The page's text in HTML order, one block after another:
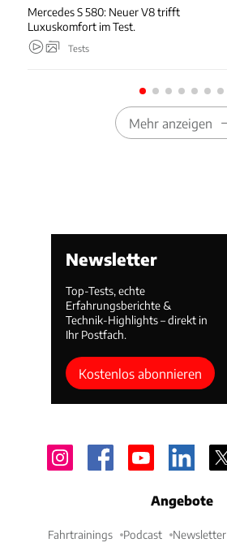
Mercedes S 580: Neuer V8 trifft
Luxuskomfort im Test.
Tests
Mehr anzeigen
Newsletter
Top-Tests, echte
Erfahrungsberichte &
Technik-Highlights – direkt in
Ihr Postfach.
Kostenlos abonnieren
Angebote
Fahrtrainings Podcast Newsletter